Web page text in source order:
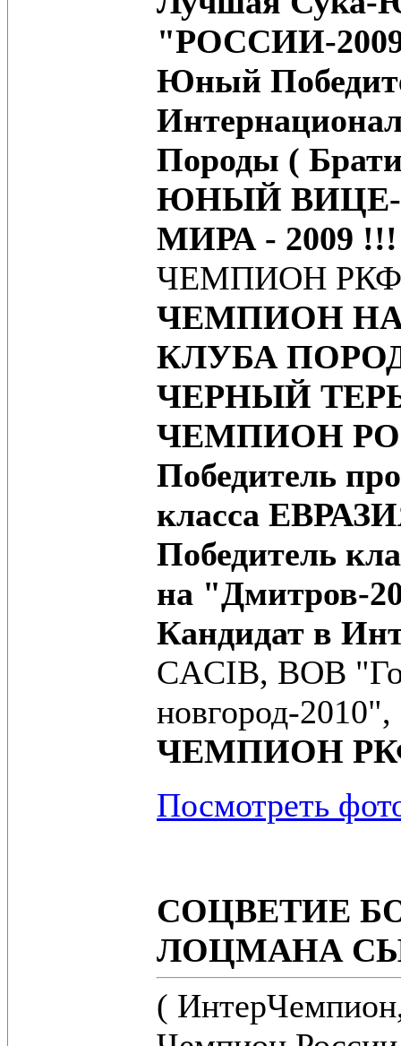
"РОССИИ-
Юный
Породы (
ЮНЫЙ
МИРА - 2009 !!!
ЧЕМПИОН РКФ
ЧЕМПИОН
КЛУБА
ЧЕРНЫЙ
ЧЕМПИОН
Победитель
класса
Победитель
на "Дмитров-
Кандидат в
CACIB, BOB
новгород-2010",
ЧЕМПИОН
Посмотреть
СОЦВЕТИЕ
ЛОЦМАНА
(